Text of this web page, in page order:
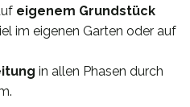
eigenem Grundstück
im eigenen Garten oder auf
in allen Phasen durch